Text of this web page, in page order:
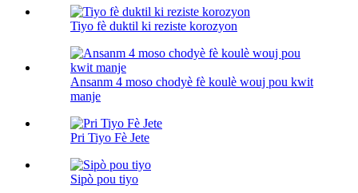
Tiyo fè duktil ki reziste korozyon
Ansanm 4 moso chodyè fè koulè wouj pou kwit
manje
Pri Tiyo Fè Jete
Sipò pou tiyo